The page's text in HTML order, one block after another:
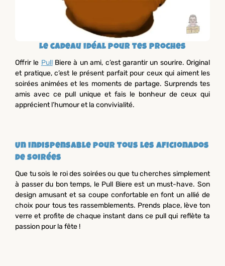
Le cadeau idéal pour tes proches
Offrir le PullBiere à un ami, c’est garantir un sourire. Original
et pratique, c’est le présent parfait pour ceux qui aiment les
soirées animées et les moments de partage. Surprends tes
amis avec ce pull unique et fais le bonheur de ceux qui
apprécient l’humour et la convivialité.
Un indispensable pour tous les aficionados
de soirées
Que tu sois le roi des soirées ou que tu cherches simplement
à passer du bon temps, le Pull Biere est un must-have. Son
design amusant et sa coupe confortable en font un allié de
choix pour tous tes rassemblements. Prends place, lève ton
verre et profite de chaque instant dans ce pull qui reflète ta
passion pour la fête !